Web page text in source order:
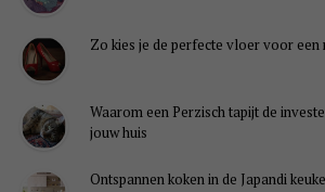
Zo kies je de perfecte vloer voor
Waarom een Perzisch tapijt de
jouw huis
Ontspannen koken in de Japandi